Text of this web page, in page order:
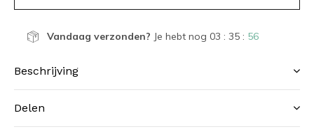
Vandaag verzonden? Je hebt nog 03 : 35 : 56
Beschrijving
Delen